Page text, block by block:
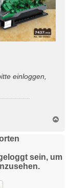
einloggen,
b
sein, um